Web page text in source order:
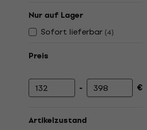
Nur auf Lager
Sofort lieferbar (4)
Preis
Mindestpreis
- Höchstpreis €
Artikelzustand